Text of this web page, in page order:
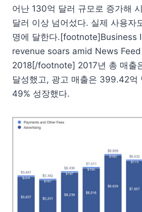
어난 130억 달러 규모로 증가해
달러 이상 넘어섰다. 실제 사용자
명에 달한다.[footnote]Business
revenue soars amid News
2018[/footnote] 2017년 총 매출
달성했고, 광고 매출은 399.42억
49% 성장했다.